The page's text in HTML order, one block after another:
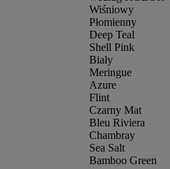
Wiśniowy
Płomienny
Deep Teal
Shell Pink
Biały
Meringue
Azure
Flint
Czarny Mat
Bleu Riviera
Chambray
Sea Salt
Bamboo Green